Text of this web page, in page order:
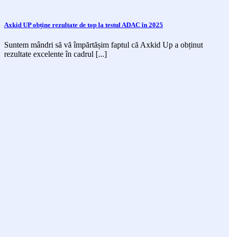
Axkid UP obține rezultate de top la testul ADAC în 2025
Suntem mândri să vă împărtășim faptul că Axkid Up a obținut
rezultate excelente în cadrul [...]